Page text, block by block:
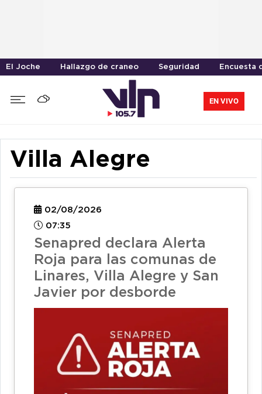
El Joche Hallazgo de craneo Seguridad Encuesta
EN VIVO
Villa Alegre
02/08/2026
07:35
Senapred declara Alerta
Roja para las comunas de
Linares, Villa Alegre y San
Javier por desborde